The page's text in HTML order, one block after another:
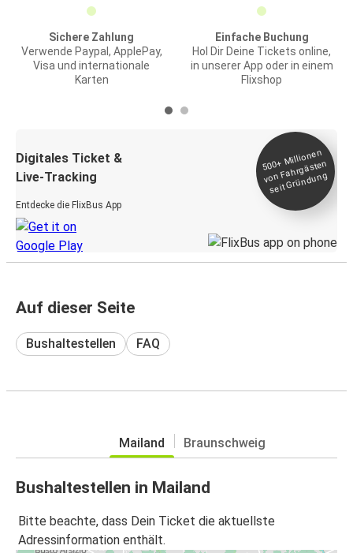
Sichere Zahlung
Verwende Paypal, ApplePay,
Visa und internationale
Karten
Einfache Buchung
Hol Dir Deine Tickets online,
in unserer App oder in einem
Flixshop
Digitales Ticket &
Live-Tracking
Entdecke die FlixBus App
500+
Millionen
von Fahrgästen
seit
Gründung
Auf dieser Seite
Bushaltestellen FAQ
Mailand Braunschweig
Bushaltestellen in Mailand
Bitte beachte, dass Dein Ticket die aktuellste
Adressinformation enthält.